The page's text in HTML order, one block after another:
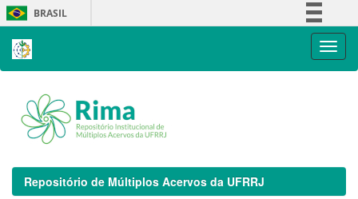
Skip
navigation
BRASIL
Repositório de Múltiplos Acervos da UFRRJ